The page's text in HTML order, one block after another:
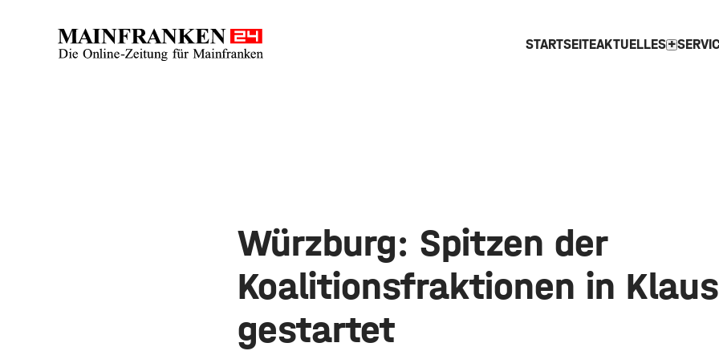
STARTSEITEAKTUELLESexpand_more
Würzburg: Spitzen der
Koalitionsfraktionen in
gestartet